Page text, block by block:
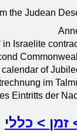
the Judean
Israelite
of
im
Eintritts der
זמן > כללי